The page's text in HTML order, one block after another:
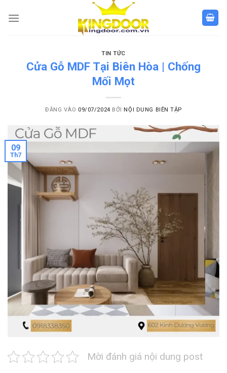
qua
TIN TỨC
Cửa Gỗ MDF Tại Biên Hòa | Chống
Mối Mọt
ĐĂNG VÀO 09/07/2024 BỞI NỘI DUNG BIÊN TẬP
09
Th7
Mời đánh giá nội dung post